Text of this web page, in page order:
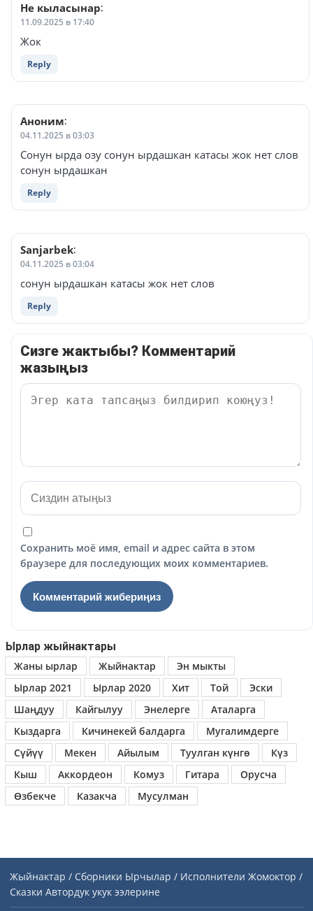
Не кыласынар:
11.09.2025 в 17:40
Жок
Reply
Аноним:
04.11.2025 в 03:03
Сонун ырда озу сонун ырдашкан катасы жок нет слов
сонун ырдашкан
Reply
Sanjarbek:
04.11.2025 в 03:04
сонун ырдашкан катасы жок нет слов
Reply
Сизге жактыбы? Комментарий
жазыңыз
Сохранить моё имя, email и адрес сайта в этом
браузере для последующих моих комментариев.
Ырлар жыйнактары
Жаны ырлар
Жыйнактар
Эн мыкты
Ырлар 2021
Ырлар 2020 Хит Той
Эски
Шаңдуу
Кайгылуу Энелерге
Аталарга
Кыздарга
Кичинекей балдарга
Мугалимдерге
Сүйүү
Мекен Айылым Туулган күнгө
Күз
Кыш
Аккордеон Комуз Гитара
Орусча
Өзбекче
Казакча Мусулман
Жыйнактар / Сборники Ырчылар / Исполнители Жомоктор /
Сказки Автордук укук ээлерине